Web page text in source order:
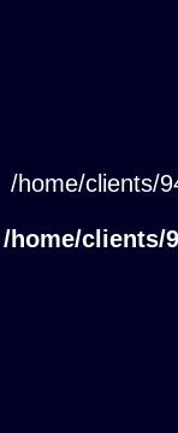
/home/clients/
/home/clients/